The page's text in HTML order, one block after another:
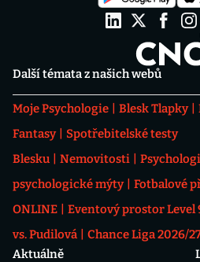
Další témata z našich webů
Moje Psychologie Blesk Tlapky
Fantasy
Spotřebitelské testy
Blesku
Nemovitosti
psychologické mýty
Fotbalové
ONLINE
Eventový prostor Level
vs. Pudilová
Chance Liga 2026/
Aktuálně